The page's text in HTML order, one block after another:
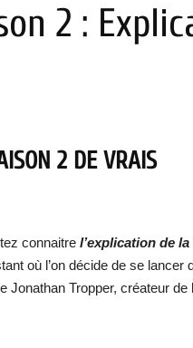
2 :
2 DE VRAIS
connaitre l’explication de
où l’on décide de se lancer
Jonathan Tropper, créateur de